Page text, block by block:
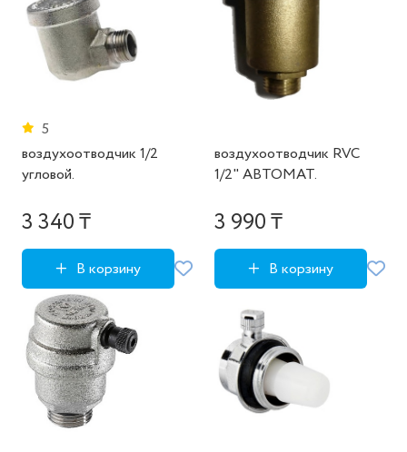
5
воздухоотводчик 1/2
угловой.
3 340 ₸
В корзину
воздухоотводчик RVC
1/2" АВТОМАТ.
3 990 ₸
В корзину